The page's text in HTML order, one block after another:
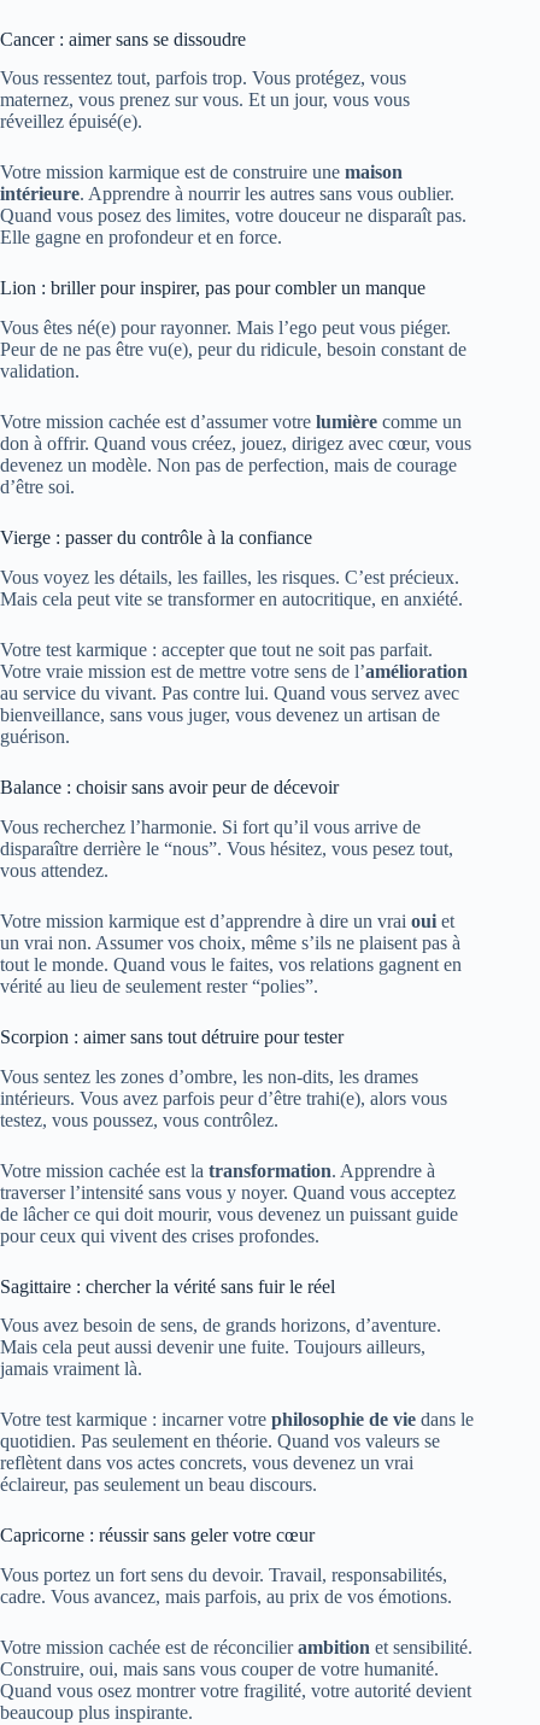
Cancer : aimer sans se dissoudre
Vous ressentez tout, parfois trop. Vous protégez, vous
maternez, vous prenez sur vous. Et un jour, vous vous
réveillez épuisé(e).
Votre mission karmique est de construire une maison
intérieure. Apprendre à nourrir les autres sans vous oublier.
Quand vous posez des limites, votre douceur ne disparaît pas.
Elle gagne en profondeur et en force.
Lion : briller pour inspirer, pas pour combler un manque
Vous êtes né(e) pour rayonner. Mais l’ego peut vous piéger.
Peur de ne pas être vu(e), peur du ridicule, besoin constant de
validation.
Votre mission cachée est d’assumer votre lumière comme un
don à offrir. Quand vous créez, jouez, dirigez avec cœur, vous
devenez un modèle. Non pas de perfection, mais de courage
d’être soi.
Vierge : passer du contrôle à la confiance
Vous voyez les détails, les failles, les risques. C’est précieux.
Mais cela peut vite se transformer en autocritique, en anxiété.
Votre test karmique : accepter que tout ne soit pas parfait.
Votre vraie mission est de mettre votre sens de l’amélioration
au service du vivant. Pas contre lui. Quand vous servez avec
bienveillance, sans vous juger, vous devenez un artisan de
guérison.
Balance : choisir sans avoir peur de décevoir
Vous recherchez l’harmonie. Si fort qu’il vous arrive de
disparaître derrière le “nous”. Vous hésitez, vous pesez tout,
vous attendez.
Votre mission karmique est d’apprendre à dire un vrai oui et
un vrai non. Assumer vos choix, même s’ils ne plaisent pas à
tout le monde. Quand vous le faites, vos relations gagnent en
vérité au lieu de seulement rester “polies”.
Scorpion : aimer sans tout détruire pour tester
Vous sentez les zones d’ombre, les non-dits, les drames
intérieurs. Vous avez parfois peur d’être trahi(e), alors vous
testez, vous poussez, vous contrôlez.
Votre mission cachée est la transformation. Apprendre à
traverser l’intensité sans vous y noyer. Quand vous acceptez
de lâcher ce qui doit mourir, vous devenez un puissant guide
pour ceux qui vivent des crises profondes.
Sagittaire : chercher la vérité sans fuir le réel
Vous avez besoin de sens, de grands horizons, d’aventure.
Mais cela peut aussi devenir une fuite. Toujours ailleurs,
jamais vraiment là.
Votre test karmique : incarner votre philosophie de vie dans le
quotidien. Pas seulement en théorie. Quand vos valeurs se
reflètent dans vos actes concrets, vous devenez un vrai
éclaireur, pas seulement un beau discours.
Capricorne : réussir sans geler votre cœur
Vous portez un fort sens du devoir. Travail, responsabilités,
cadre. Vous avancez, mais parfois, au prix de vos émotions.
Votre mission cachée est de réconcilierambition et sensibilité.
Construire, oui, mais sans vous couper de votre humanité.
Quand vous osez montrer votre fragilité, votre autorité devient
beaucoup plus inspirante.